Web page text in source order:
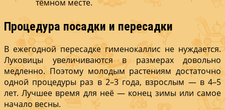
тёмном месте.
Процедура посадки и пересадки
В ежегодной пересадке гименокаллис не нуждается.
Луковицы увеличиваются в размерах довольно
медленно. Поэтому молодым растениям достаточно
одной процедуры раз в 2–3 года, взрослым — в 4–5
лет. Лучшее время для неё — конец зимы или самое
начало весны.